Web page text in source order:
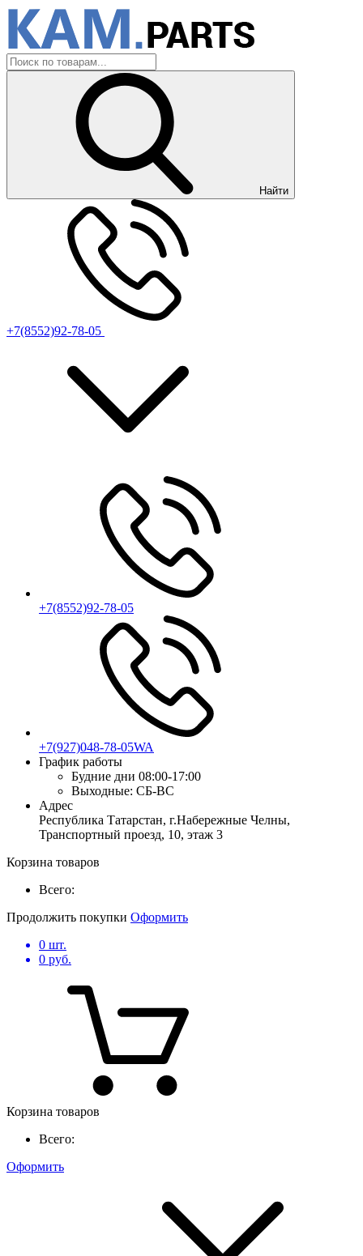
Найти
+7(8552)92-78-05
+7(8552)92-78-05
+7(927)048-78-05WA
График работы
Будние дни 08:00-17:00
Выходные: СБ-ВС
Адрес
Республика Татарстан, г.Набережные Челны,
Транспортный проезд, 10, этаж 3
Корзина товаров
Всего:
Продолжить покупки Оформить
0 шт.
0 руб.
Корзина товаров
Всего:
Оформить